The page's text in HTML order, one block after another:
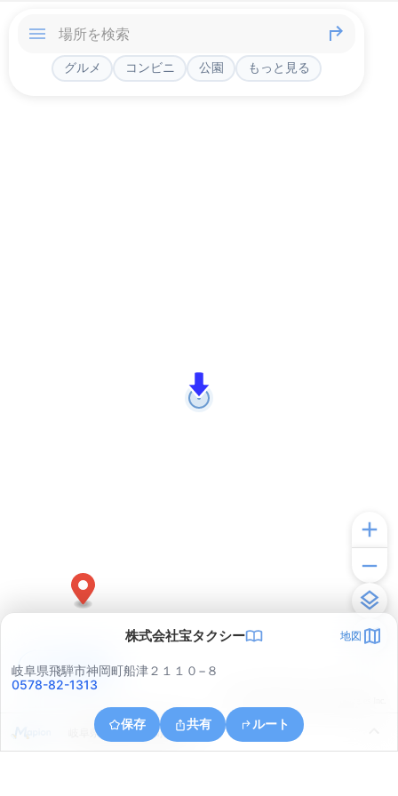
グルメ コンビニ 公園 もっと見る
株式会社宝タクシー 地図
岐阜県飛騨市神岡町船津２１１０−８
0578-82-1313
保存 共有 ルート
岐阜県飛騨市神岡町鹿間
アプリで見る